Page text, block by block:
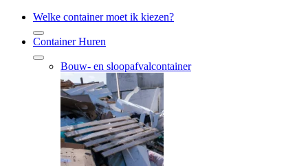
Welke container moet ik kiezen?
Container Huren
Bouw- en sloopafvalcontainer